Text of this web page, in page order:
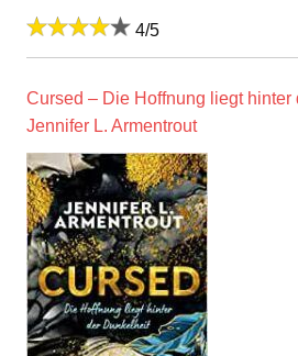
4/5
Cursed – Die Hoffnung liegt hinter
Jennifer L. Armentrout